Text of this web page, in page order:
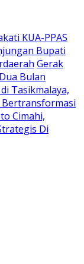
KUA-PPAS
Bupati
Gerak
Bulan
Tasikmalaya,
Bertransformasi
Cimahi,
Di